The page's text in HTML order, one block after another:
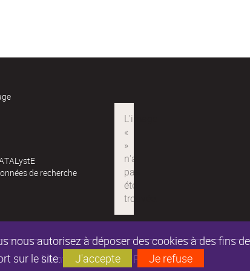
nous autorisez à déposer des cookies à des fins
sur le site.
J'accepte Je refuse
de recherche
Mentions légales Partenaires